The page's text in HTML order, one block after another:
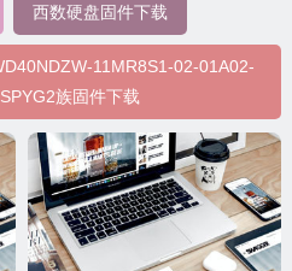
西数硬盘固件下载
11MR8S1-02-01A02-
族固件下载